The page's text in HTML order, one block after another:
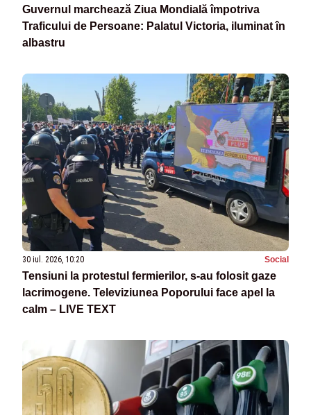
Guvernul marchează Ziua Mondială împotriva
Traficului de Persoane: Palatul Victoria, iluminat în
albastru
30 iul. 2026, 10:20 Social
Tensiuni la protestul fermierilor, s-au folosit gaze
lacrimogene. Televiziunea Poporului face apel la
calm – LIVE TEXT